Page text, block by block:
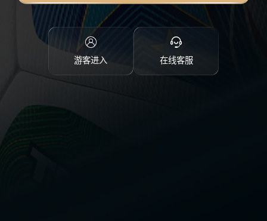
游客进入 在线客服